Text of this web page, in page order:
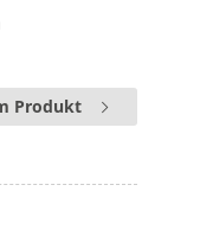
Produkt